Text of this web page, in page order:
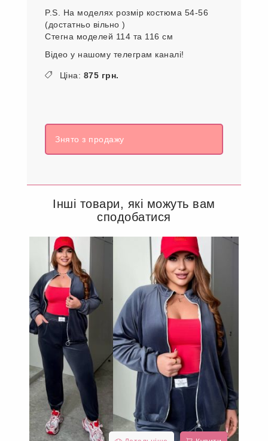
P.S. На моделях розмір костюма 54-56
(достатньо вільно )
Стегна моделей 114 та 116 см
Відео у нашому телеграм каналі!
Ціна: 875 грн.
Знято з продажу
Інші товари, які можуть вам
сподобатися